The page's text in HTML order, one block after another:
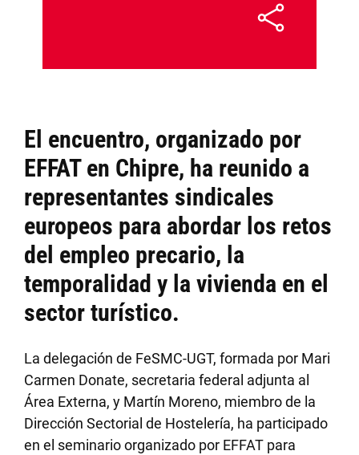
El encuentro, organizado por
EFFAT en Chipre, ha reunido a
representantes sindicales
europeos para abordar los retos
del empleo precario, la
temporalidad y la vivienda en el
sector turístico.
La delegación de FeSMC-UGT, formada por Mari
Carmen Donate, secretaria federal adjunta al
Área Externa, y Martín Moreno, miembro de la
Dirección Sectorial de Hostelería, ha participado
en el seminario organizado por EFFAT para